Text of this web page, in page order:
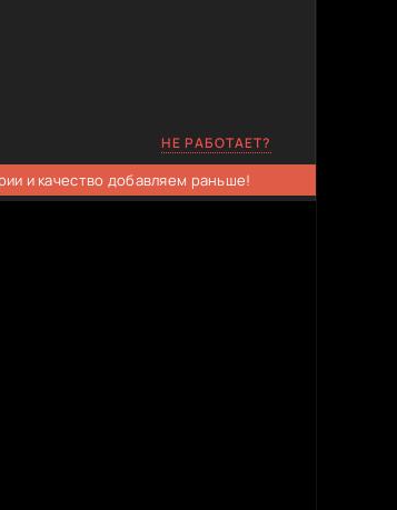
НЕ РАБОТАЕТ?
и качество добавляем раньше!